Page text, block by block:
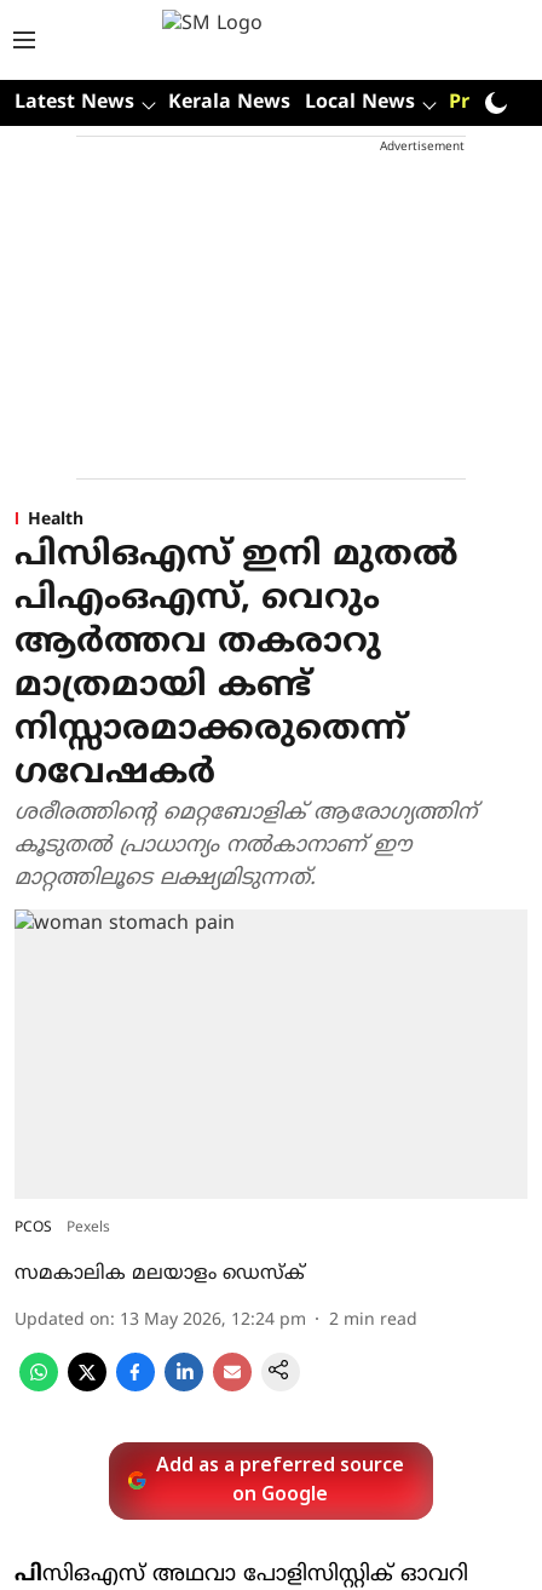
Latest News Kerala News Local News Premium
Advertisement
Health
പിസിഒഎസ് ഇനി മുതൽ
പിഎംഒഎസ്, വെറും
ആർത്തവ തകരാറു
മാത്രമായി കണ്ട്
നിസ്സാരമാക്കരുതെന്ന് ​
ഗവേഷകർ
ശരീരത്തിന്റെ മെറ്റബോളിക് ആരോഗ്യത്തിന്
കൂടുതൽ പ്രാധാന്യം നൽകാനാണ് ഈ
മാറ്റത്തിലൂടെ ലക്ഷ്യമിടുന്നത്.
PCOS Pexels
സമകാലിക മലയാളം ഡെസ്ക്
Updated on: 13 May 2026, 12:24 pm 2 min read
Add as a preferred source
on Google
പിസിഒഎസ് അഥവാ പോളിസിസ്റ്റിക് ഓവറി